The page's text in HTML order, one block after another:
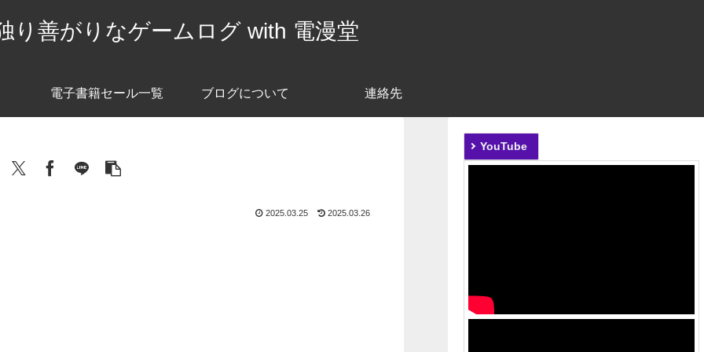
り善がりなゲームログ with 電漫堂
電子書籍セール一覧 ブログについて 連絡先
2025.03.25 2025.03.26
YouTube